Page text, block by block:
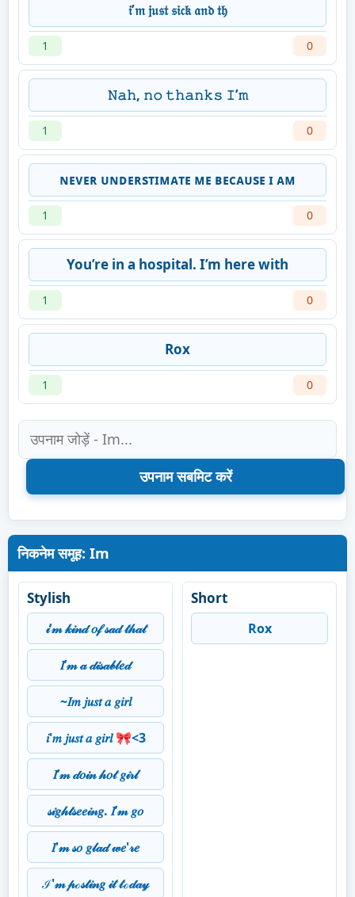
𝔦’𝔪 𝔧𝔲𝔰𝔱 𝔰𝔦𝔠𝔨 𝔞𝔫𝔡 𝔱𝔥
1 0
𝙽𝚊𝚑, 𝚗𝚘 𝚝𝚑𝚊𝚗𝚔𝚜 𝙸’𝚖
1 0
ɴᴇᴠᴇʀ ᴜɴᴅᴇʀsᴛɪᴍᴀᴛᴇ ᴍᴇ ʙᴇᴄᴀᴜsᴇ ɪ ᴀᴍ
1 0
You’re in a hospital. I’m here with
1 0
Rox
1 0
निकनेम समूह: Im
Stylish
𝒾’𝓂 𝓀𝒾𝓃𝒹 𝑜𝒻 𝓈𝒶𝒹 𝓉𝒽𝒶𝓉
𝐼’𝓂 𝒶 𝒹𝒾𝓈𝒶𝒷𝓁𝑒𝒹
~𝐼𝑚 𝑗𝑢𝑠𝑡 𝑎 𝑔𝑖𝑟𝑙
𝑖'𝑚 𝑗𝑢𝑠𝑡 𝑎 𝑔𝑖𝑟𝑙 🎀<3
𝐼’𝓂 𝒹𝑜𝒾𝓃 𝒽𝑜𝓉 𝑔𝒾𝓇𝓁
𝓈𝒾𝑔𝒽𝓉𝓈𝑒𝑒𝒾𝓃𝑔. 𝐼’𝓂 𝑔𝑜
𝐼'𝓂 𝓈𝑜 𝑔𝓁𝒶𝒹 𝓌𝑒'𝓇𝑒
ℐ'𝓂 𝓅ℴ𝓈𝓉𝒾𝓃𝑔 𝒾𝓉 𝓉ℴ𝒹𝒶𝓎
Short
Rox